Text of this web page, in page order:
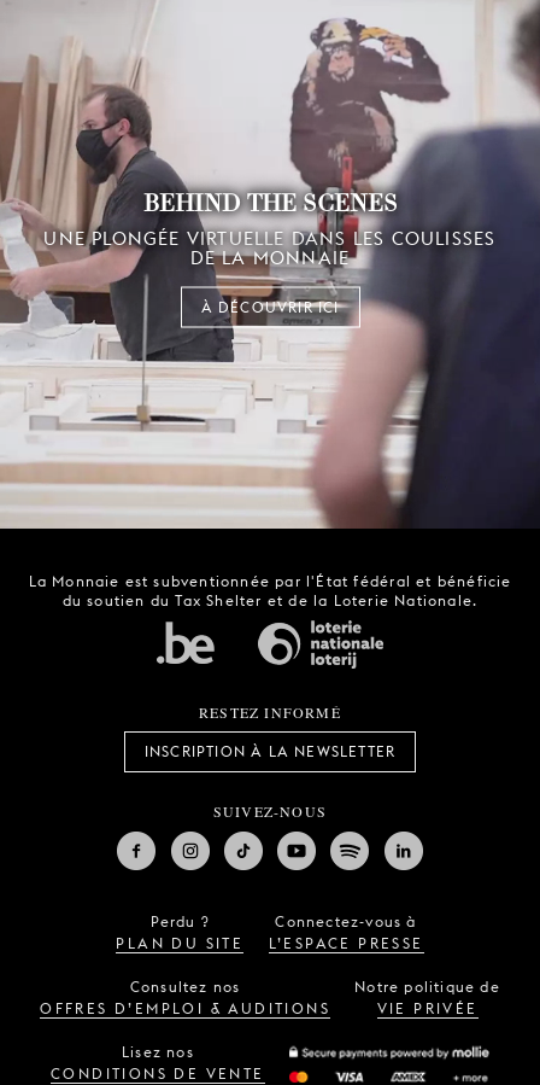
BEHIND THE SCENES
UNE PLONGÉE VIRTUELLE DANS LES COULISSES
DE LA MONNAIE
À DÉCOUVRIR ICI
La Monnaie est subventionnée par l'État fédéral et bénéficie
du soutien du Tax Shelter et de la Loterie Nationale.
RESTEZ INFORMÉ
INSCRIPTION À LA NEWSLETTER
SUIVEZ-NOUS
Perdu ?
PLAN DU SITE
Connectez-vous à
L’ESPACE PRESSE
Consultez nos
OFFRES D’EMPLOI & AUDITIONS
Notre politique de
VIE PRIVÉE
Lisez nos
CONDITIONS DE VENTE